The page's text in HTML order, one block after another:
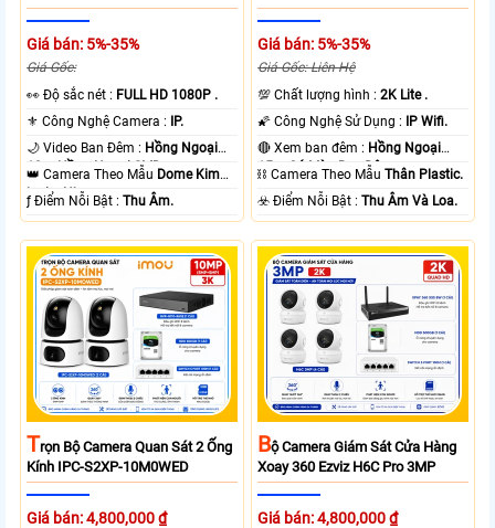
Giá bán: 5%-35%
Giá Gốc:
️👀 Độ sắc nét : FULL HD 1080P .
⚜️ Công Nghệ Camera : IP.
🌙 Video Ban Đêm : Hồng Ngoại
10m Hồng Ngoại SMD.
👑 Camera Theo Mẫu Dome Kim
loại + Nhựa.
️ƒ Điểm Nỗi Bật :Thu Âm.
Giá bán: 5%-35%
Giá Gốc: Liên Hệ
💯 Chất lượng hình :2K Lite .
🌠 Công Nghệ Sử Dụng : IP Wifi.
🔴 Xem ban đêm : Hồng Ngoại
15m Có Màu Ban Ðêm.
⛓ Camera Theo MẫuThân Plastic.
️☣️ Điểm Nỗi Bật :Thu Âm Và Loa.
TRọn Bộ Camera Quan Sát 2 Ống
Kính IPC-S2XP-10M0WED
Giá bán: 4,800,000 ₫
BỘ Camera Giám Sát Cửa Hàng
Xoay 360 Ezviz H6C Pro 3MP
Giá bán: 4,800,000 ₫